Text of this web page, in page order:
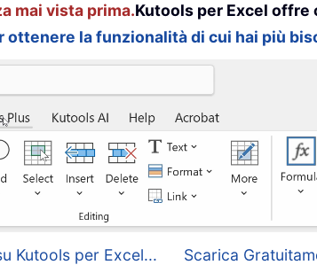
mai vista prima.Kutools per Excel offre
ottenere la funzionalità di cui hai più
Kutools per Excel... Scarica